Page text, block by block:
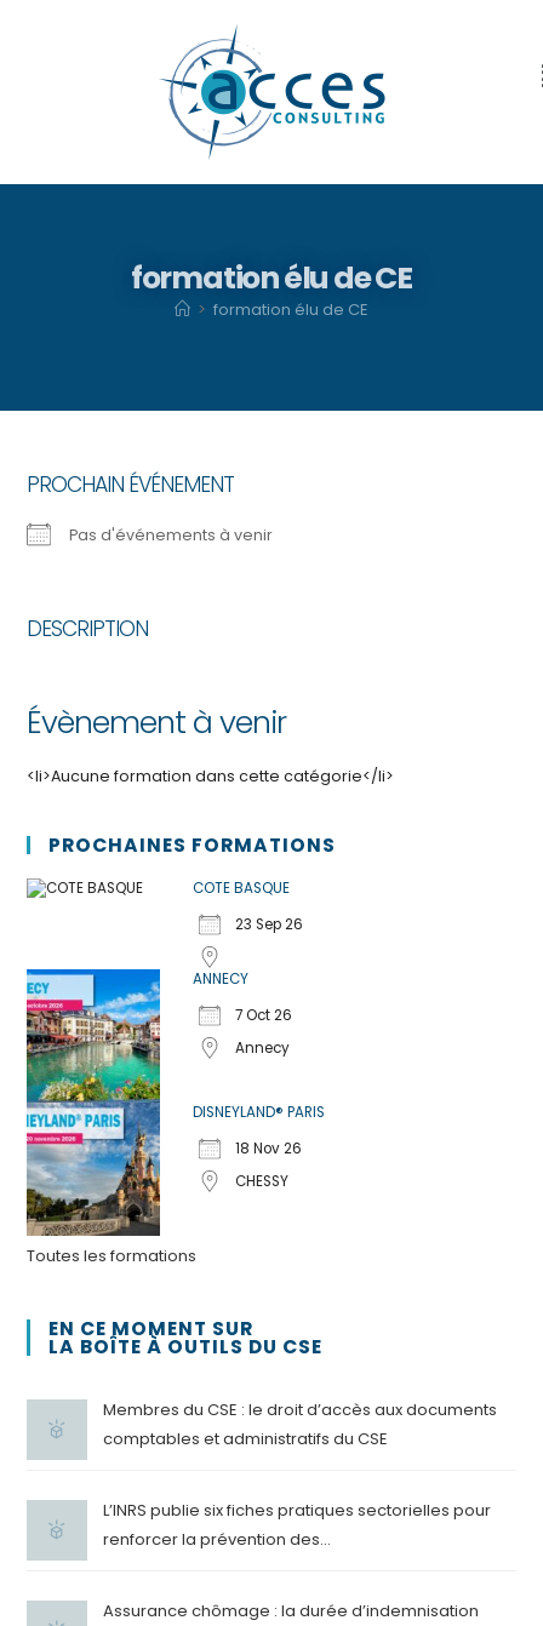
formation élu de CE
> formation élu de CE
PROCHAIN ÉVÉNEMENT
Pas d'événements à venir
DESCRIPTION
Évènement à venir
<li>Aucune formation dans cette catégorie</li>
PROCHAINES FORMATIONS
COTE BASQUE
23 Sep 26
ANNECY
7 Oct 26
Annecy
DISNEYLAND® PARIS
18 Nov 26
CHESSY
Toutes les formations
EN CE MOMENT SUR
LA BOÎTE À OUTILS DU CSE
Membres du CSE : le droit d’accès aux documents
comptables et administratifs du CSE
L’INRS publie six fiches pratiques sectorielles pour
renforcer la prévention des...
Assurance chômage : la durée d’indemnisation